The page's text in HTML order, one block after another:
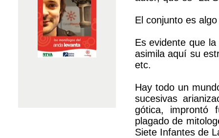
El conjunto es
Es evidente que
asimila aquí su
etc.
Hay todo un
sucesivas
gótica, improntó
plagado de
Siete Infantes de